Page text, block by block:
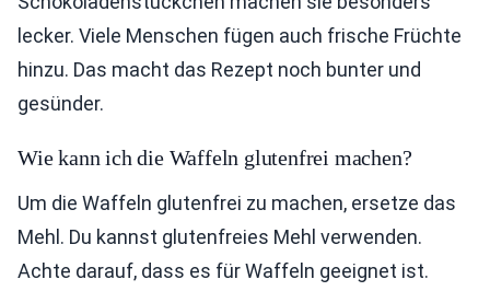
lecker. Viele Menschen fügen auch frische Früchte
hinzu. Das macht das Rezept noch bunter und
gesünder.
Wie kann ich die Waffeln glutenfrei machen?
Um die Waffeln glutenfrei zu machen, ersetze das
Mehl. Du kannst glutenfreies Mehl verwenden.
Achte darauf, dass es für Waffeln geeignet ist.